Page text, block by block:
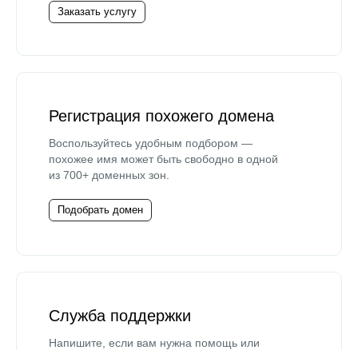
Заказать услугу
Регистрация похожего домена
Воспользуйтесь удобным подбором —
похожее имя может быть свободно в одной
из 700+ доменных зон.
Подобрать домен
Служба поддержки
Напишите, если вам нужна помощь или